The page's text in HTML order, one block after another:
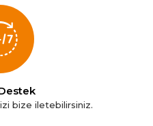
bize iletebilirsiniz.